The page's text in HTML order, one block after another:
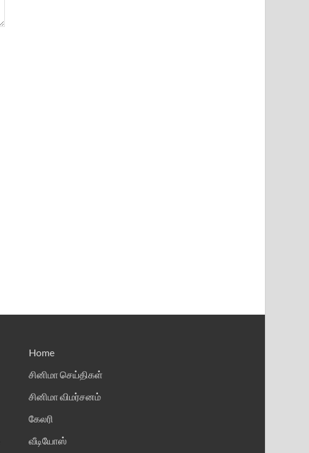
Home
சினிமா செய்திகள்
சினிமா விமர்சனம்
கேலரி
வீடியோஸ்